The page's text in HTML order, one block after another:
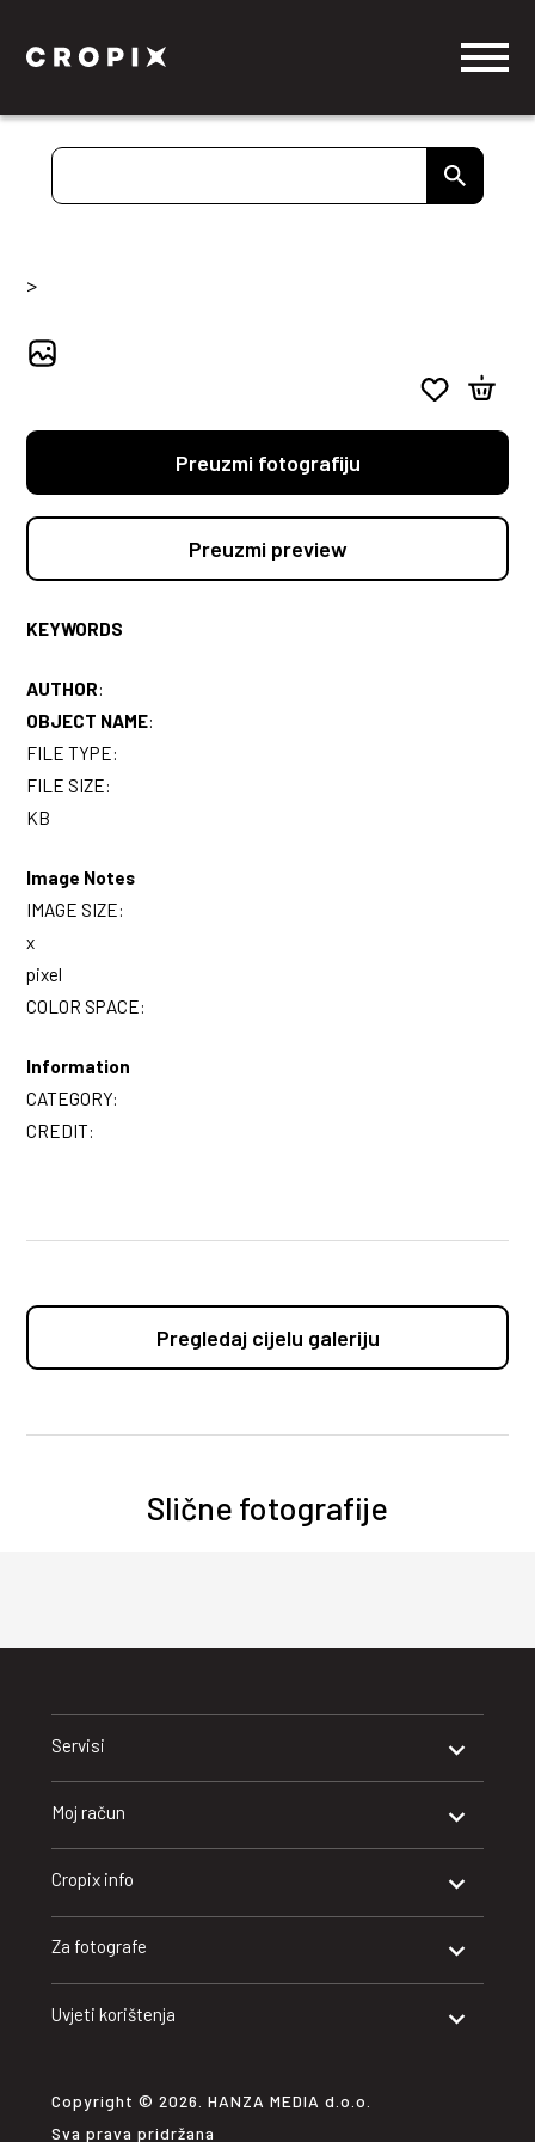
>
Preuzmi fotografiju
Preuzmi preview
KEYWORDS
AUTHOR:
OBJECT NAME:
FILE TYPE:
FILE SIZE:
KB
Image Notes
IMAGE SIZE:
x
pixel
COLOR SPACE:
Information
CATEGORY:
CREDIT:
Pregledaj cijelu galeriju
Slične fotografije
Servisi
Moj račun
Cropix info
Za fotografe
Uvjeti korištenja
Copyright © 2026. HANZA MEDIA d.o.o.
Sva prava pridržana